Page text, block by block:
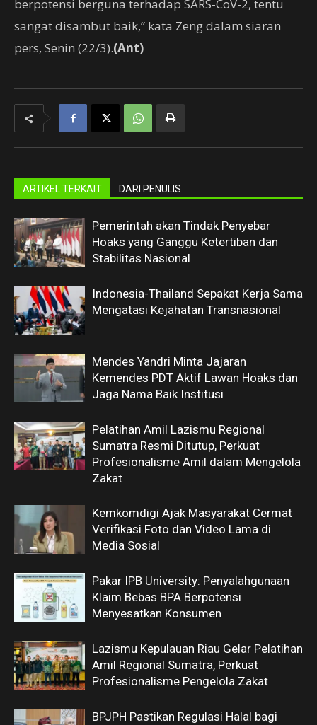
berpotensi berguna terhadap SARS-CoV-2, tentu
sangat disambut baik,” kata Zeng dalam siaran
pers, Senin (22/3).(Ant)
ARTIKEL TERKAIT DARI PENULIS
Pemerintah akan Tindak Penyebar
Hoaks yang Ganggu Ketertiban dan
Stabilitas Nasional
Indonesia-Thailand Sepakat Kerja Sama
Mengatasi Kejahatan Transnasional
Mendes Yandri Minta Jajaran
Kemendes PDT Aktif Lawan Hoaks dan
Jaga Nama Baik Institusi
Pelatihan Amil Lazismu Regional
Sumatra Resmi Ditutup, Perkuat
Profesionalisme Amil dalam Mengelola
Zakat
Kemkomdigi Ajak Masyarakat Cermat
Verifikasi Foto dan Video Lama di
Media Sosial
Pakar IPB University: Penyalahgunaan
Klaim Bebas BPA Berpotensi
Menyesatkan Konsumen
Lazismu Kepulauan Riau Gelar Pelatihan
Amil Regional Sumatra, Perkuat
Profesionalisme Pengelola Zakat
BPJPH Pastikan Regulasi Halal bagi